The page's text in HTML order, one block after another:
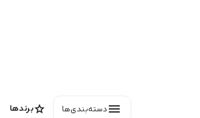
menuدسته‌بندی‌ها starبرندها